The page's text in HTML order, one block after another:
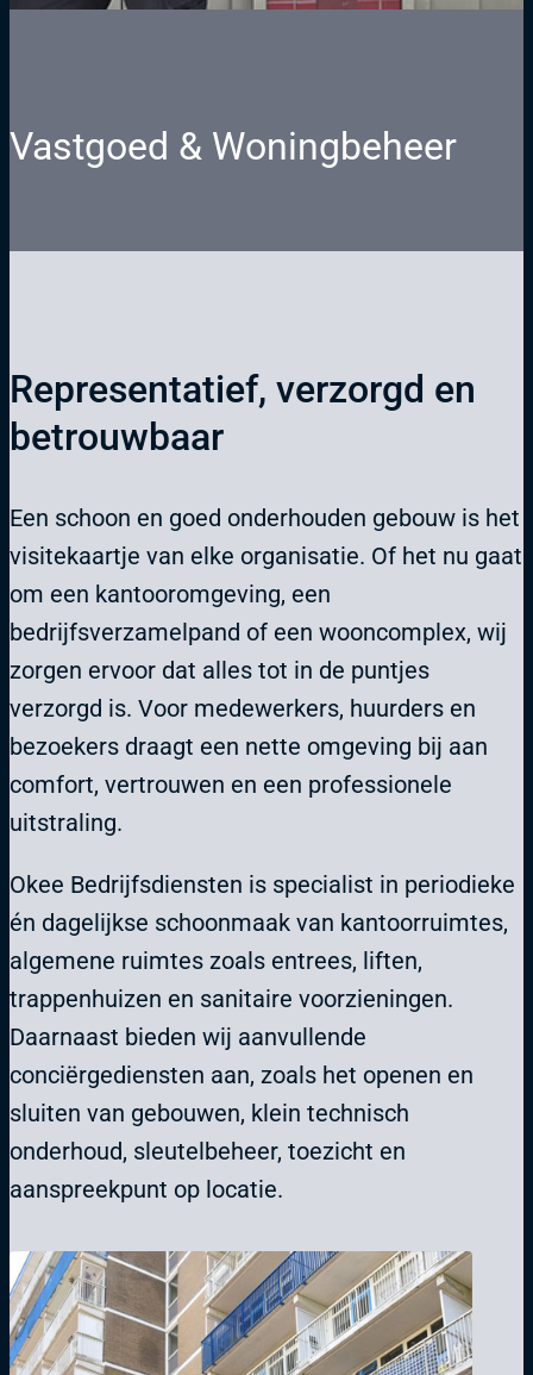
Vastgoed & Woningbeheer
Representatief, verzorgd en
betrouwbaar
Een schoon en goed onderhouden gebouw is het
visitekaartje van elke organisatie. Of het nu gaat
om een kantooromgeving, een
bedrijfsverzamelpand of een wooncomplex, wij
zorgen ervoor dat alles tot in de puntjes
verzorgd is. Voor medewerkers, huurders en
bezoekers draagt een nette omgeving bij aan
comfort, vertrouwen en een professionele
uitstraling.
Okee Bedrijfsdiensten is specialist in periodieke
én dagelijkse schoonmaak van kantoorruimtes,
algemene ruimtes zoals entrees, liften,
trappenhuizen en sanitaire voorzieningen.
Daarnaast bieden wij aanvullende
conciërgediensten aan, zoals het openen en
sluiten van gebouwen, klein technisch
onderhoud, sleutelbeheer, toezicht en
aanspreekpunt op locatie.